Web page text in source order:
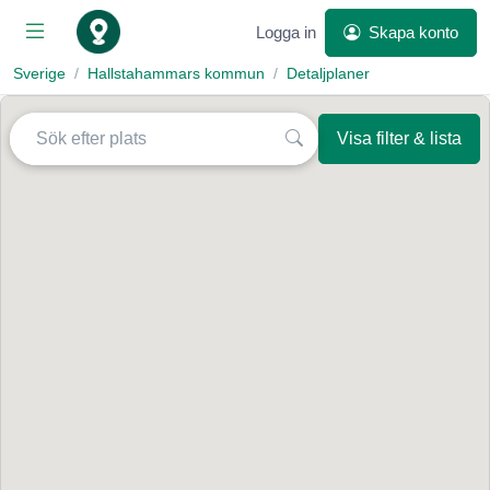
Logga in Skapa konto
Sverige Hallstahammars kommun Detaljplaner
Visa filter & lista